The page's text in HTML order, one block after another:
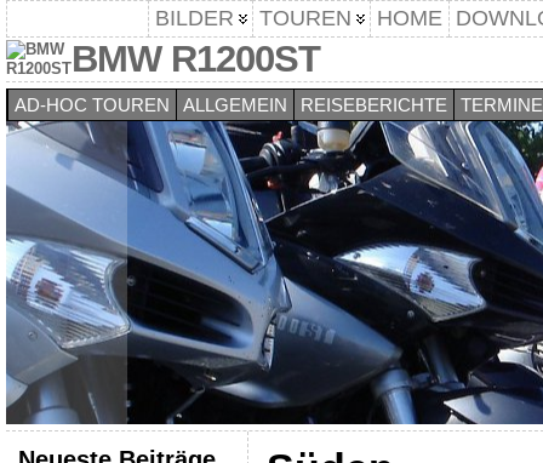
BILDER TOUREN HOME
BMW R1200ST
AD-HOC TOUREN ALLGEMEIN REISEBERICHTE TERMINE